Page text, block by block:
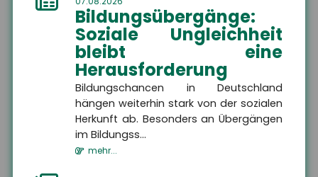
Bildungsübergänge:
Soziale Ungleichheit
bleibt eine
Herausforderung
Bildungschancen in Deutschland
hängen weiterhin stark von der sozialen
Herkunft ab. Besonders an Übergängen
im Bildungss...
mehr...